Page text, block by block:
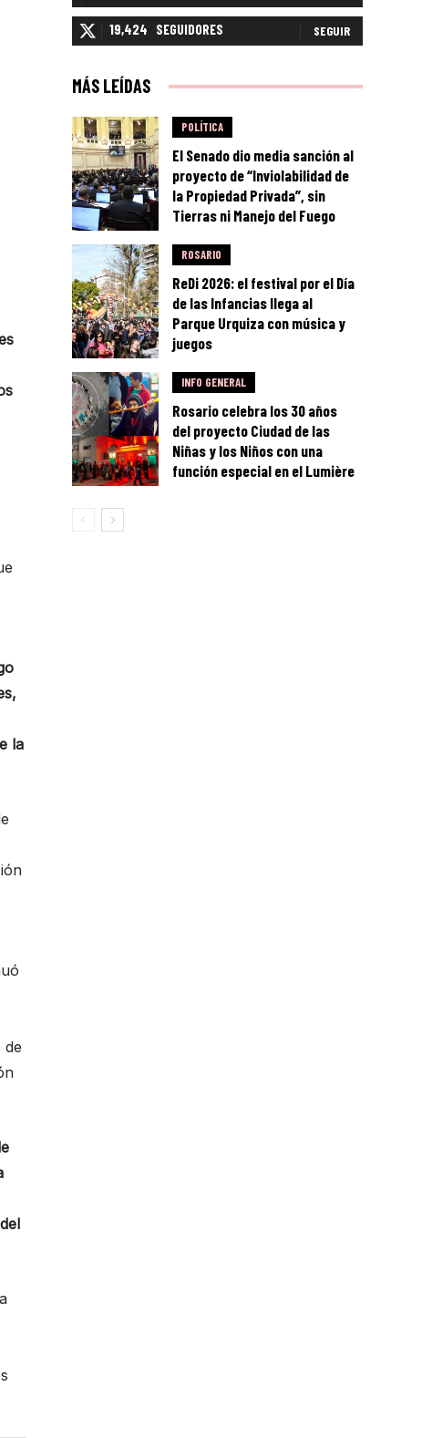
la
de
19,424 SEGUIDORES SEGUIR
MÁS LEÍDAS
POLÍTICA
El Senado dio media sanción al
proyecto de “Inviolabilidad de
la Propiedad Privada”, sin
Tierras ni Manejo del Fuego
ROSARIO
ReDi 2026: el festival por el Día
de las Infancias llega al
Parque Urquiza con música y
juegos
INFO GENERAL
Rosario celebra los 30 años
del proyecto Ciudad de las
Niñas y los Niños con una
función especial en el Lumière